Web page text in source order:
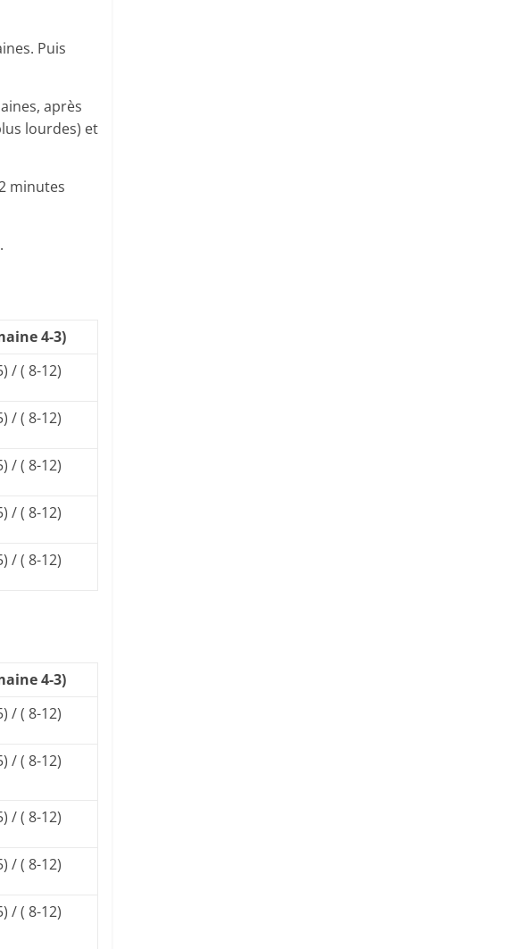
Puis
après
lourdes) et
minutes
4-3)
/ ( 8-12)
/ ( 8-12)
/ ( 8-12)
/ ( 8-12)
/ ( 8-12)
4-3)
/ ( 8-12)
/ ( 8-12)
/ ( 8-12)
/ ( 8-12)
/ ( 8-12)